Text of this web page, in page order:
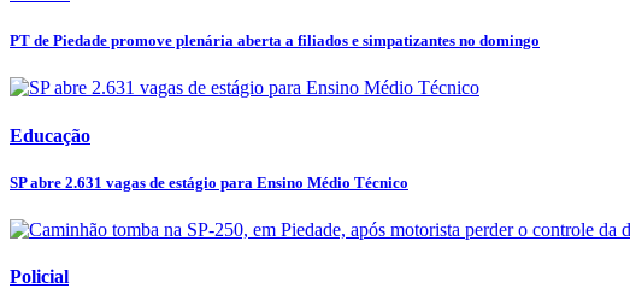
PT de Piedade promove plenária aberta a filiados e simpatizantes no domingo
Educação
SP abre 2.631 vagas de estágio para Ensino Médio Técnico
Policial